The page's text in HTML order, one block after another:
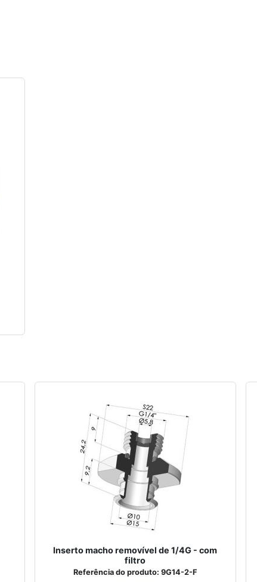
Inserto macho removível de 1/4G - com
filtro
Referência do produto: 9G14-2-F